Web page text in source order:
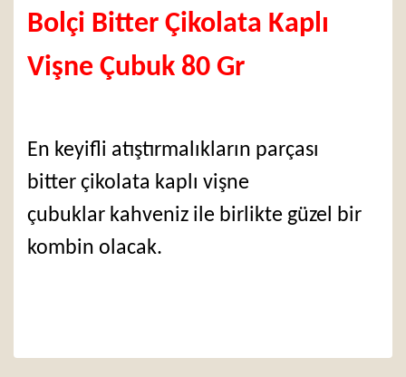
Bolçi Bitter Çikolata Kaplı
Vişne Çubuk 80 Gr
En keyifli atıştırmalıkların parçası
bitter çikolata kaplı vişne
çubuklar kahveniz ile birlikte güzel bir
kombin olacak.